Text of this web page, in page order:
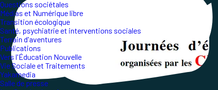
Questions sociétales
Médias et Numérique libre
Transition écologique
Santé, psychiatrie et interventions sociales
Terrain d'aventures
Publications
Vers l'Éducation Nouvelle
Vie Sociale et Traitements
Yakamedia
Salle de presse